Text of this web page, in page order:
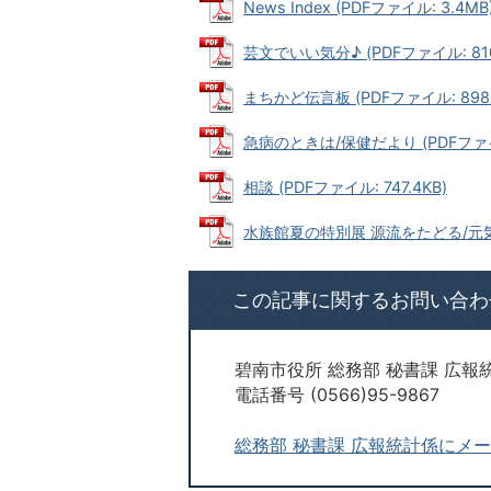
News Index (PDFファイル:
芸文でいい気分♪ (PDFファイル:
まちかど伝言板 (PDFファイル:
急病のときは/保健だより (PDFフ
相談 (PDFファイル: 747.4KB)
水族館夏の特別展 源流をたどる/元
この記事に関するお問い合
碧南市役所 総務部 秘書課 広報
電話番号 (0566)95-9867
総務部 秘書課 広報統計係にメ